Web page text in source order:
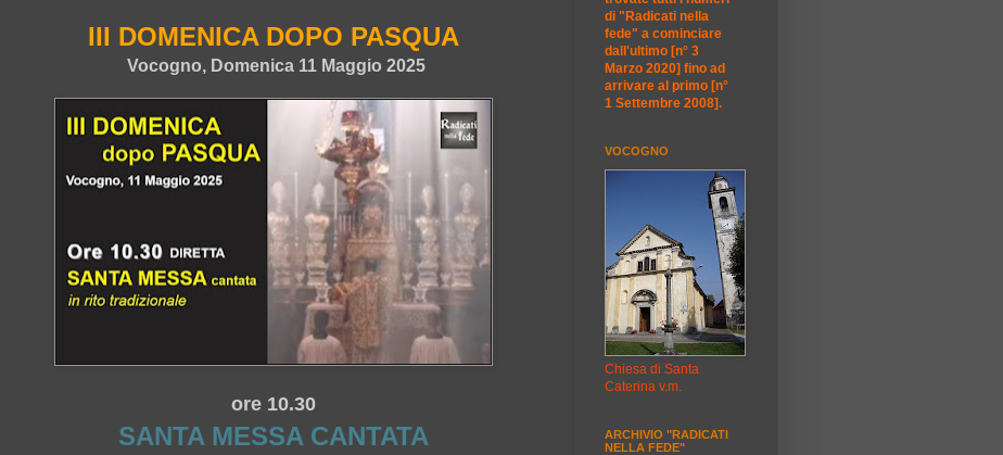
III DOMENICA DOPO PASQUA
Vocogno, Domenica 11 Maggio 2025
ore 10.30
SANTA MESSA CANTATA
di "Radicati nella
fede" a cominciare
dall'ultimo [n° 3
Marzo 2020] fino ad
arrivare al primo [n°
1 Settembre 2008].
VOCOGNO
Chiesa di Santa
Caterina v.m.
ARCHIVIO "RADICATI
NELLA FEDE"